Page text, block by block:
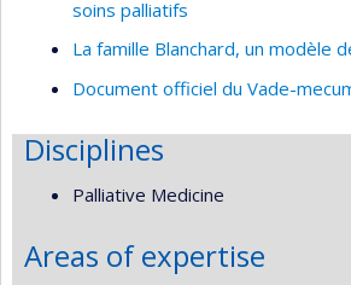
soins palliatifs
La famille Blanchard, un modèle
Document officiel du Vade-
Disciplines
Palliative Medicine
Areas of expertise